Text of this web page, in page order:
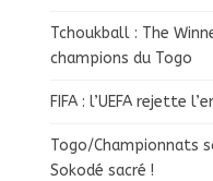
Tchoukball : The
champions du Togo
FIFA : l’UEFA rejette
Togo/Championnats
Sokodé sacré !